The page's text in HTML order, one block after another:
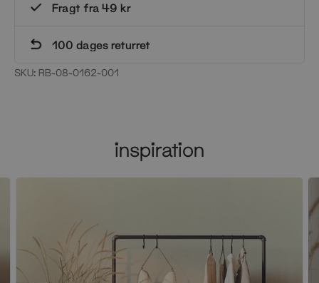
Fragt fra 49 kr
100 dages returret
SKU: RB-08-0162-001
inspiration